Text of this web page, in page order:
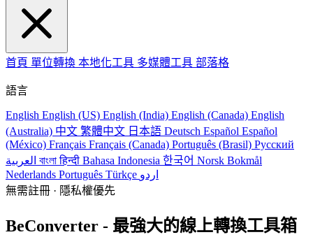
首頁 單位轉換 本地化工具 多媒體工具 部落格
語言
English English (US) English (India) English (Canada) English
(Australia) 中文 繁體中文 日本語 Deutsch Español Español
(México) Français Français (Canada) Português (Brasil) Русский
বাংলাहिन्दी Bahasa Indonesia 한국어 Norsk Bokmål
Nederlands Português Türkçe اردو
無需註冊 · 隱私權優先
BeConverter - 最強大的線上轉換工具箱